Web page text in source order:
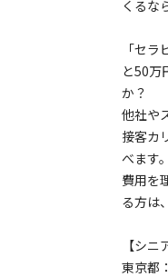
くるな
「セ
と50万
か？
他社や
接客カ
べます。
費用を
る方は
【シ
東京都